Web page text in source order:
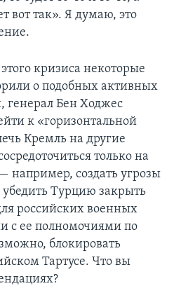
вот так». Я думаю, это
кризиса некоторые
о подобных активных
генерал Бен Ходжес
к «горизонтальной
Кремль на другие
только на
например, создать угрозы
Турцию закрыть
российских военных
с ее полномочиями по
блокировать
Тартусе. Что вы